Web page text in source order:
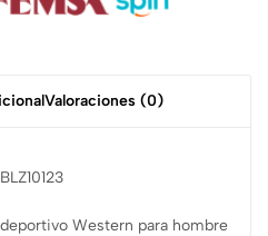
Valoraciones (0)
Western para hombre